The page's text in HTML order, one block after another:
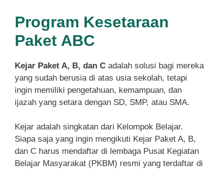
Program Kesetaraan
Paket ABC
Kejar Paket A, B, dan C adalah solusi bagi mereka
yang sudah berusia di atas usia sekolah, tetapi
ingin memiliki pengetahuan, kemampuan, dan
ijazah yang setara dengan SD, SMP, atau SMA.
Kejar adalah singkatan dari Kelompok Belajar.
Siapa saja yang ingin mengikuti Kejar Paket A, B,
dan C harus mendaftar di lembaga Pusat Kegiatan
Belajar Masyarakat (PKBM) resmi yang terdaftar di